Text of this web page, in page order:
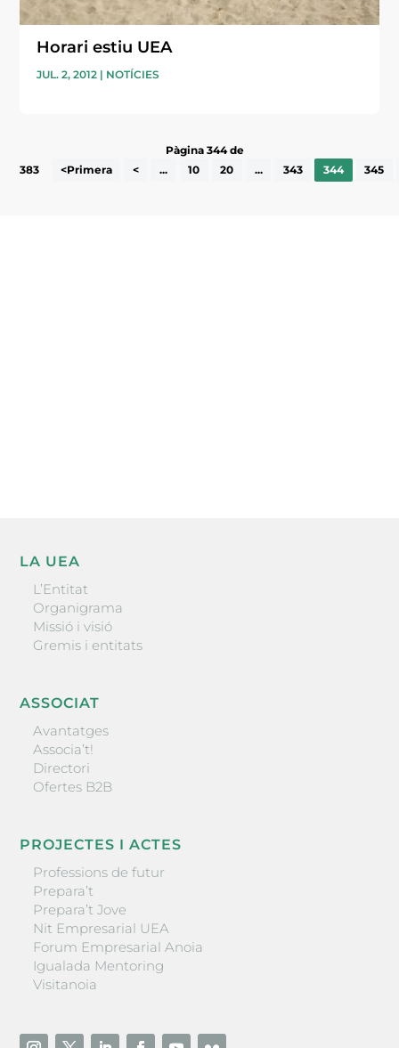
Horari estiu UEA
JUL. 2, 2012 | NOTÍCIES
Pàgina 344 de
383
<Primera < ... 10 20 ... 343 344 345
LA UEA
L’Entitat
Organigrama
Missió i visió
Gremis i entitats
ASSOCIAT
Avantatges
Associa’t!
Directori
Ofertes B2B
PROJECTES I ACTES
Professions de futur
Prepara’t
Prepara’t Jove
Nit Empresarial UEA
Forum Empresarial Anoia
Igualada Mentoring
Visitanoia